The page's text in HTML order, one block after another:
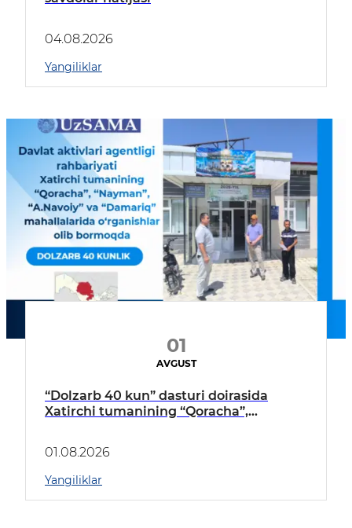
04.08.2026
Yangiliklar
01
AVGUST
“Dolzarb 40 kun” dasturi doirasida
Xatirchi tumanining “Qoracha”,
borildi
01.08.2026
Yangiliklar